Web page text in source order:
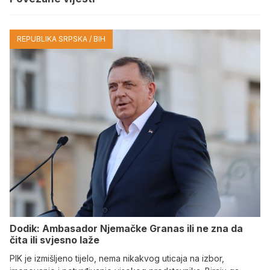
REPUBLIKA SRPSKA / BIH
Dodik: Ambasador Njemačke Granas ili ne zna da
čita ili svjesno laže
PIK je izmišljeno tijelo, nema nikakvog uticaja na izbor,